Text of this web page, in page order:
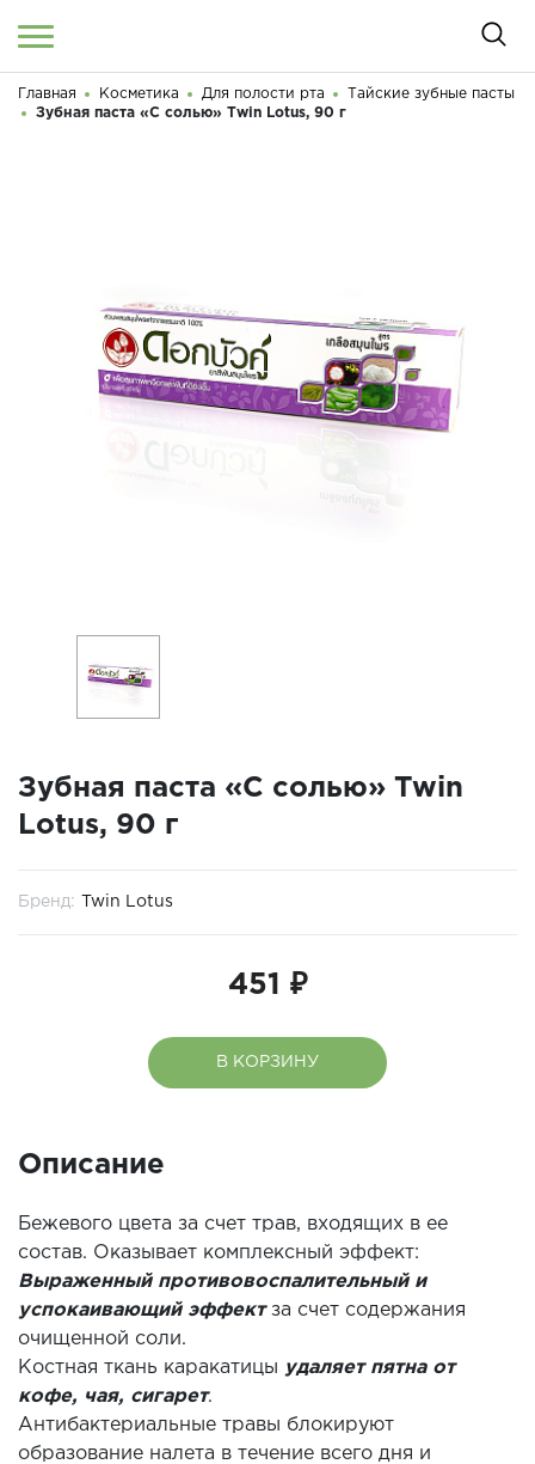
Войти / Регистрация
КОНТАКТЫ
ДОСТАВКА И ОПЛАТА
Здравствуйте! Что вы ищете?
Главная Косметика Для полости рта
Тайские зубные пасты
Зубная паста «С солью» Twin Lotus, 90 г
Зубная паста «С солью» Twin
Lotus, 90 г
Бренд: Twin Lotus
451 ₽
В КОРЗИНУ
Описание
Бежевого цвета за счет трав, входящих в ее
состав. Оказывает комплексный эффект:
Выраженный противовоспалительный и
успокаивающий эффектза счет содержания
очищенной соли.
Костная ткань каракатицы удаляет пятна от
кофе, чая, сигарет.
Антибактериальные травы блокируют
образование налета в течение всего дня и